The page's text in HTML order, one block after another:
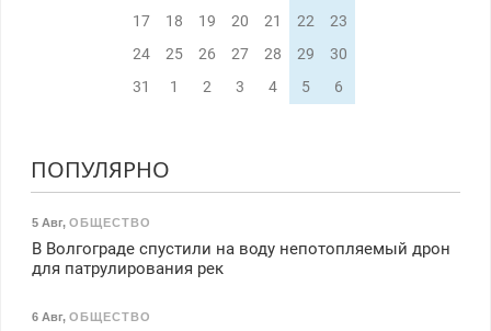
17
18 19 20 21 22
23
24
25 26 27 28 29
30
31
1 2 3 4 5 6
ПОПУЛЯРНО
5 Авг, ОБЩЕСТВО
В Волгограде спустили на воду непотопляемый дрон
для патрулирования рек
6 Авг, ОБЩЕСТВО